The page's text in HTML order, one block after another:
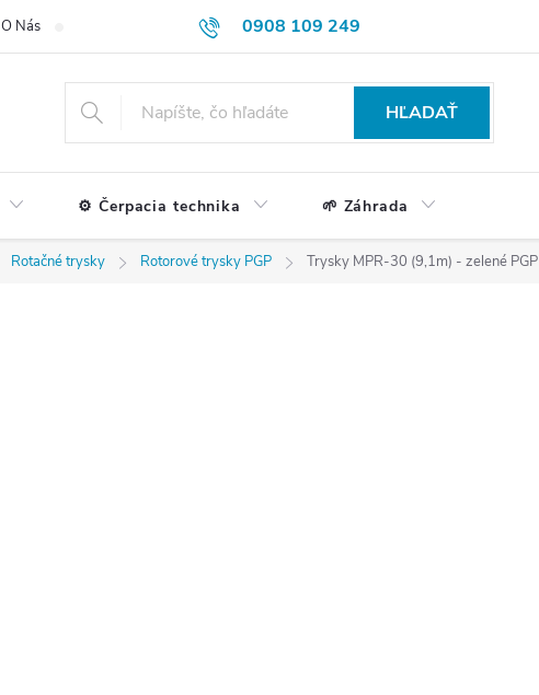
0908 109 249
O Nás Formulár na reklamácie a vrátenie tovaru
HĽADAŤ
⚙️ Čerpacia technika 🌱 Záhrada
Rotačné trysky Rotorové trysky PGP Trysky MPR-30 (9,1m) - zelené PGP